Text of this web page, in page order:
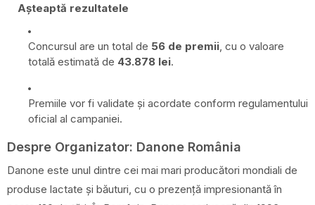
Așteaptă rezultatele
Concursul are un total de 56 de premii, cu o valoare
totală estimată de 43.878 lei.
Premiile vor fi validate și acordate conform regulamentului
oficial al campaniei.
Despre Organizator: Danone România
Danone este unul dintre cei mai mari producători mondiali de
produse lactate și băuturi, cu o prezență impresionantă în